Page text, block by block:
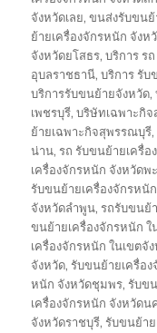
จังหวัดเลย,ขนส่งรับขนย้
ย้ายเครื่องจักรหนัก จังห
จังหวัดยโสธร,บริการ ร
อุบลราชธานี,บริการ รับ
บริการรับขนย้ายจังหวัด,
เพชรบุรี,บริษัทเฉพาะกิ
ย้ายเฉพาะกิจสุพรรณบุรี,
น่าน,รถ รับขนย้ายเครื่อ
เครื่องจักรหนัก จังหวัดพะ
รับขนย้ายเครื่องจักรหนั
จังหวัดลำพูน,รถรับขนย้
ขนย้ายเครื่องจักรหนัก
เครื่องจักรหนัก ในเขตจัง
จังหวัด,รับขนย้ายเครื่อ
หนัก จังหวัดชุมพร,รับข
เครื่องจักรหนัก จังหวัดน
จังหวัดราชบุรี,รับขนย้าย